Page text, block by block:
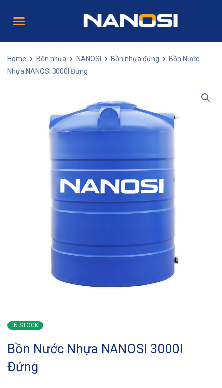
Home Bồn nhựa NANOSI Bồn nhựa đứng
Bồn Nước
Nhựa NANOSI 3000l Đứng
IN STOCK
Bồn Nước Nhựa NANOSI 3000l
Đứng